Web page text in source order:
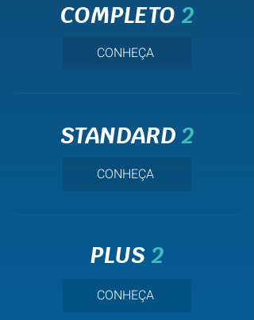
COMPLETO 2
CONHEÇA
STANDARD2
CONHEÇA
PLUS2
CONHEÇA